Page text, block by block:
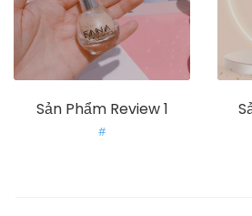
Sản Phẩm Review 1
#